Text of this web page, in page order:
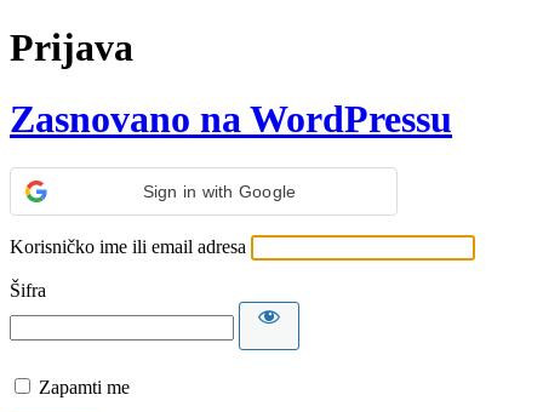
Prijava
Zasnovano na WordPressu
Sign in with Google
Korisničko ime ili email adresa
Šifra
Zapamti me